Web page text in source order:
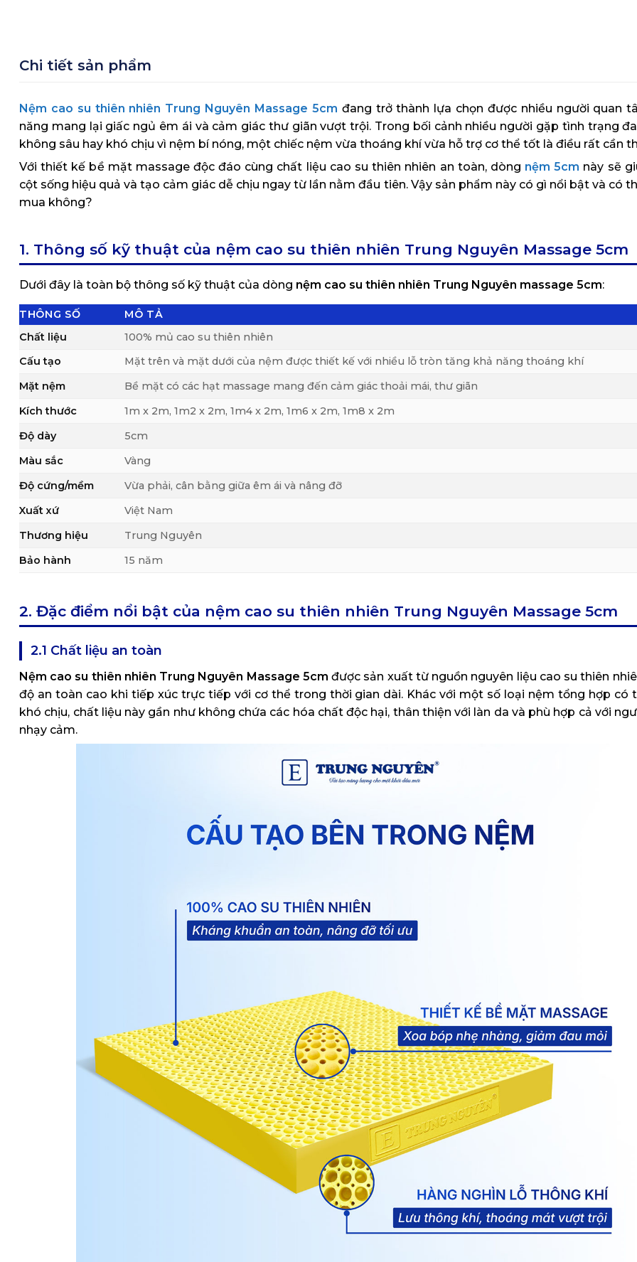
Chi tiết sản phẩm
Nệm cao su thiên nhiên Trung Nguyên Massage 5cm đang trở thành lựa chọn được nhiều người quan
năng mang lại giấc ngủ êm ái và cảm giác thư giãn vượt trội. Trong bối cảnh nhiều người gặp tình trạng
không sâu hay khó chịu vì nệm bí nóng, một chiếc nệm vừa thoáng khí vừa hỗ trợ cơ thể tốt là điều rất cần
Với thiết kế bề mặt massage độc đáo cùng chất liệu cao su thiên nhiên an toàn, dòng nệm 5cm này sẽ
cột sống hiệu quả và tạo cảm giác dễ chịu ngay từ lần nằm đầu tiên. Vậy sản phẩm này có gì nổi bật và có
mua không?
1. Thông số kỹ thuật của nệm cao su thiên nhiên Trung Nguyên Massage 5cm
Dưới đây là toàn bộ thông số kỹ thuật của dòng nệm cao su thiên nhiên Trung Nguyên massage 5cm:
THÔNG SỐ
MÔ TẢ
Chất liệu
100% mủ cao su thiên nhiên
Cấu tạo
Mặt trên và mặt dưới của nệm được thiết kế với nhiều lỗ tròn tăng khả năng thoáng khí
Mặt nệm
Bề mặt có các hạt massage mang đến cảm giác thoải mái, thư giãn
Kích thước
1m x 2m, 1m2 x 2m, 1m4 x 2m, 1m6 x 2m, 1m8 x 2m
Độ dày
5cm
Màu sắc
Vàng
Độ cứng/mềm
Vừa phải, cân bằng giữa êm ái và nâng đỡ
Xuất xứ
Việt Nam
Thương hiệu
Trung Nguyên
Bảo hành
15 năm
2. Đặc điểm nổi bật của nệm cao su thiên nhiên Trung Nguyên Massage 5cm
2.1 Chất liệu an toàn
Nệm cao su thiên nhiên Trung Nguyên Massage 5cm được sản xuất từ nguồn nguyên liệu cao su thiên
độ an toàn cao khi tiếp xúc trực tiếp với cơ thể trong thời gian dài. Khác với một số loại nệm tổng hợp có
khó chịu, chất liệu này gần như không chứa các hóa chất độc hại, thân thiện với làn da và phù hợp cả với
nhạy cảm.